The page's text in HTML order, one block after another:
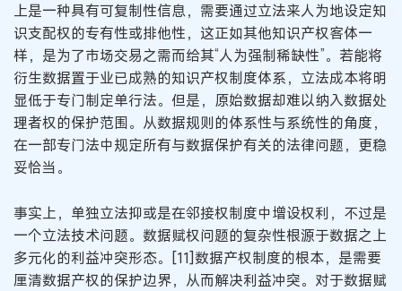
上是一种具有可复制性信息，需要通过立法来人为地设定知
识支配权的专有性或排他性，这正如其他知识产权客体一
样，是为了市场交易之需而给其“人为强制稀缺性”。若能将
衍生数据置于业已成熟的知识产权制度体系，立法成本将明
显低于专门制定单行法。但是，原始数据却难以纳入数据处
理者权的保护范围。从数据规则的体系性与系统性的角度，
在一部专门法中规定所有与数据保护有关的法律问题，更稳
妥恰当。
事实上，单独立法抑或是在邻接权制度中增设权利，不过是
一个立法技术问题。数据赋权问题的复杂性根源于数据之上
多元化的利益冲突形态。[11]数据产权制度的根本，是需要
厘清数据产权的保护边界，从而解决利益冲突。对于数据赋